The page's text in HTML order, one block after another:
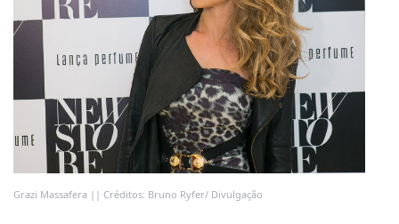
Grazi Massafera || Créditos: Bruno Ryfer/ Divulgação